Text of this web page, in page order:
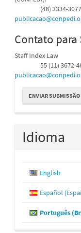
(48) 3334-3077
Contato para
Staff Index Law
55 (11) 3672-
Enviar
Submissão
ENVIAR SUBMISSÃO
Idioma
English
Español
Português